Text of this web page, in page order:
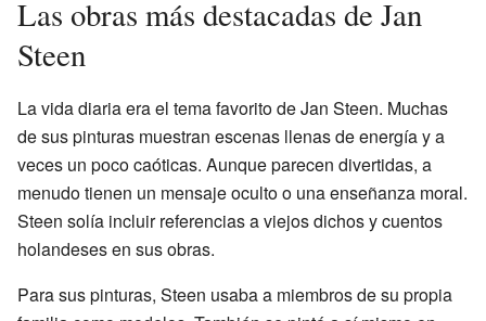
Las obras más destacadas de Jan
Steen
La vida diaria era el tema favorito de Jan Steen. Muchas
de sus pinturas muestran escenas llenas de energía y a
veces un poco caóticas. Aunque parecen divertidas, a
menudo tienen un mensaje oculto o una enseñanza moral.
Steen solía incluir referencias a viejos dichos y cuentos
holandeses en sus obras.
Para sus pinturas, Steen usaba a miembros de su propia